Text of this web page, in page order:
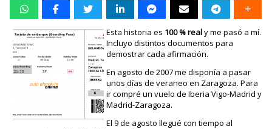
Esta historia es 100 % realy me pasó a mí.
Incluyo distintos documentos para
demostrar cada afirmación.
En agosto de 2007 me disponía a pasar
unos días de veraneo en Zaragoza. Para
ir compré un vuelo de Iberia Vigo-Madrid y
Madrid-Zaragoza.
El 9 de agosto llegué con tiempo al